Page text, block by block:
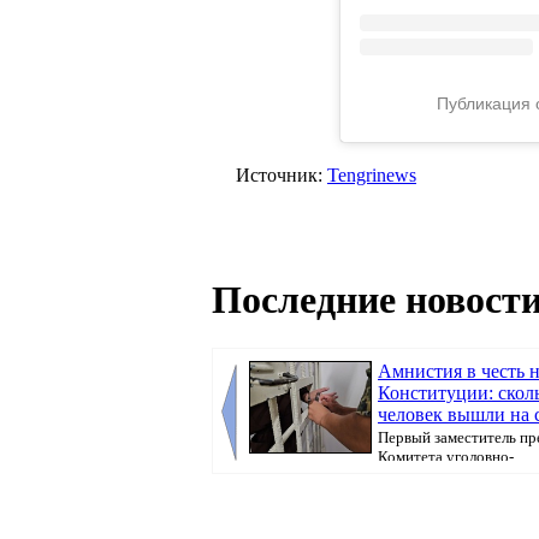
Публикация
Источник: Tengrinews
Последние
Амнистия в честь
Конституции:
человек вышли на
Первый заместитель
Комитета уголовно-